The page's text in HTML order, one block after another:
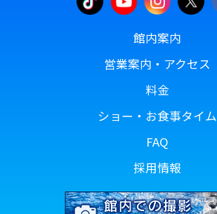
館内案内
営業案内・アクセス
料金
ショー・お食事タイム
FAQ
採用情報